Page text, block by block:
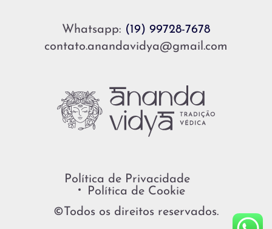
Whatsapp: (19) 99728-7678
contato.anandavidya@gmail.com
Política de Privacidade
Política de Cookie
©Todos os direitos reservados.